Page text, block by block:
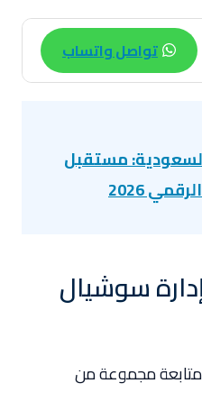
تواصل واتساب
مستقبل
2026
سوشيال
متابعة مجموعة من